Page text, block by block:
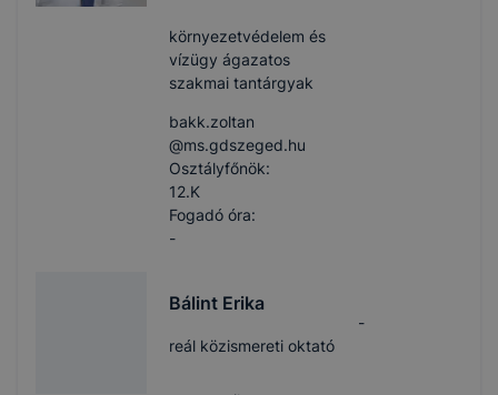
környezetvédelem és
vízügy ágazatos
szakmai tantárgyak
bakk.zoltan​
@ms.gdszeged.hu
Osztályfőnök:
12.K
Fogadó óra:
-
Bálint Erika
reál közismereti oktató
-